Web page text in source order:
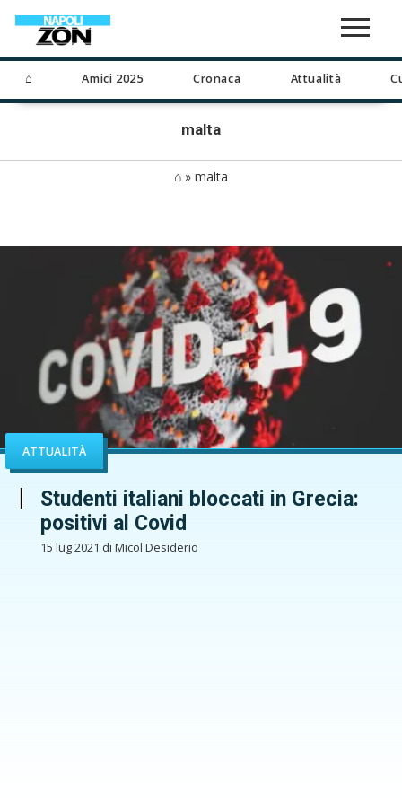
⌂ Amici 2025 Cronaca Attualità
malta
⌂ » malta
ATTUALITÀ
Studenti italiani bloccati in Grecia:
positivi al Covid
15 lug 2021 di Micol Desiderio